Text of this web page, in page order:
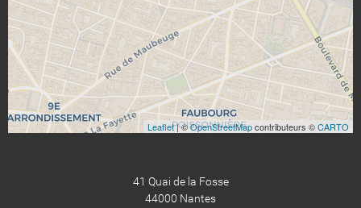
Leaflet| ©OpenStreetMapcontributeurs ©CARTO
41 Quai de la Fosse
44000 Nantes